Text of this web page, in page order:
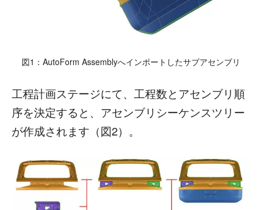
図1：AutoForm Assemblyへインポートしたサブアセンブリ
工程計画ステージにて、工程数とアセンブリ順
序を決定すると、アセンブリシーケンスツリー
が作成されます（図2）。